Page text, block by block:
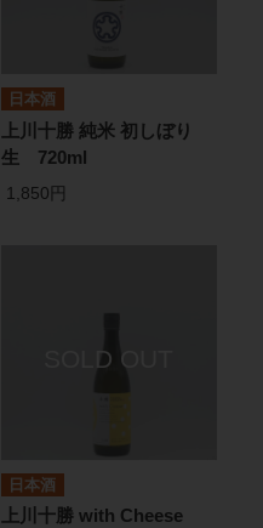
日本酒
上川十勝 純米 初しぼり
生 720ml
1,850円
日本酒
上川十勝 with Cheese